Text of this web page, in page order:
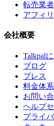
転売業
アフィ
会社概要
Talkpal
ブログ
プレス
料金体系
お問い
ヘルプ
プライ